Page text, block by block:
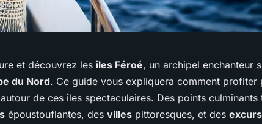
et découvrez lesîles Féroé, un archipel enchanteur
du Nord. Ce guide vous expliquera comment profiter
autour de ces îles spectaculaires. Des points culminants
époustouflantes, des villes pittoresques, et des